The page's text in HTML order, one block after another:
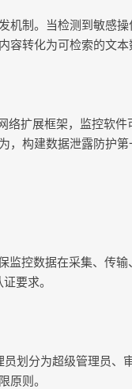
机制。当检测到敏感
容转化为可检索的文本
络扩展框架，监控软
构建数据泄露防护第
监控数据在采集、传
要求。
划分为超级管理员
原则。